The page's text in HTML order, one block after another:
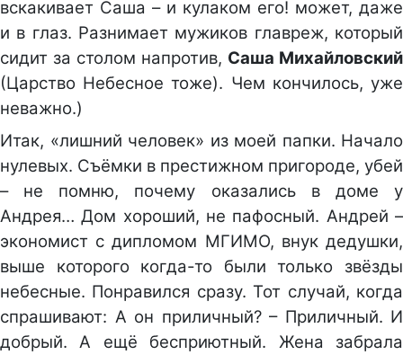
вскакивает Саша – и кулаком его! может, даже
и в глаз. Разнимает мужиков главреж, который
сидит за столом напротив, Саша Михайловский
(Царство Небесное тоже). Чем кончилось, уже
неважно.)
Итак, «лишний человек» из моей папки. Начало
нулевых. Съёмки в престижном пригороде, убей
– не помню, почему оказались в доме у
Андрея… Дом хороший, не пафосный. Андрей –
экономист с дипломом МГИМО, внук дедушки,
выше которого когда-то были только звёзды
небесные. Понравился сразу. Тот случай, когда
спрашивают: А он приличный? – Приличный. И
добрый. А ещё бесприютный. Жена забрала